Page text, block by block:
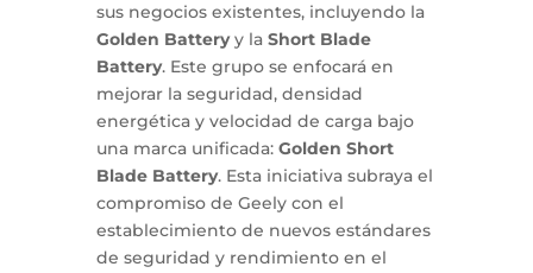
sus negocios existentes, incluyendo la
Golden Batteryy la Short Blade
Battery. Este grupo se enfocará en
mejorar la seguridad, densidad
energética y velocidad de carga bajo
una marca unificada: Golden Short
Blade Battery. Esta iniciativa subraya el
compromiso de Geely con el
establecimiento de nuevos estándares
de seguridad y rendimiento en el